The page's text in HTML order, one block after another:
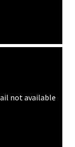
not available